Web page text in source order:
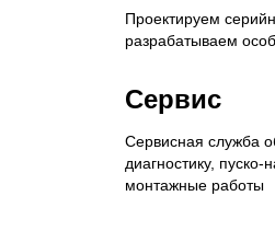
Проектируем
разрабатываем
Сервис
Сервисная служба
диагностику, пуско-
монтажные работы